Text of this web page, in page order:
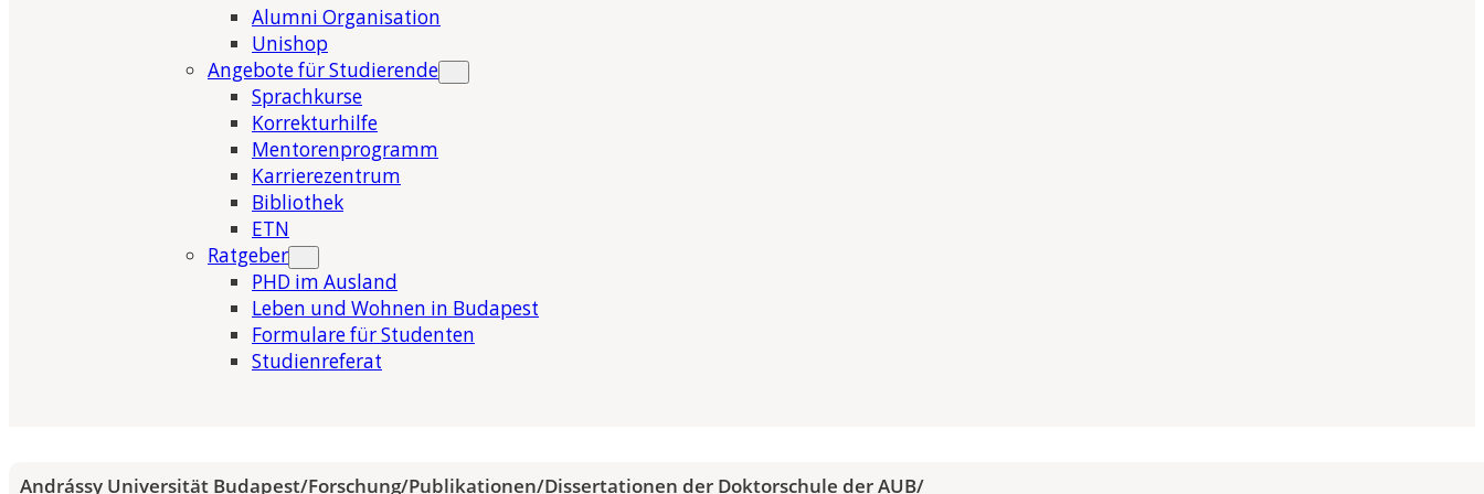
Alumni Organisation
Unishop
Angebote für Studierende
Sprachkurse
Korrekturhilfe
Mentorenprogramm
Karrierezentrum
Bibliothek
ETN
Ratgeber
PHD im Ausland
Leben und Wohnen in Budapest
Formulare für Studenten
Studienreferat
Andrássy Universität Budapest/Forschung/Publikationen/Dissertationen der Doktorschule der AUB/